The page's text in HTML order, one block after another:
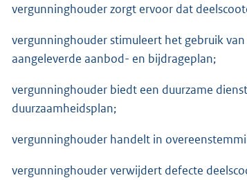
vergunninghouder zorgt ervoor dat
vergunninghouder stimuleert het gebruik
aangeleverde aanbod- en bijdrageplan;
vergunninghouder biedt een duurzame
duurzaamheidsplan;
vergunninghouder handelt in
vergunninghouder verwijdert defecte